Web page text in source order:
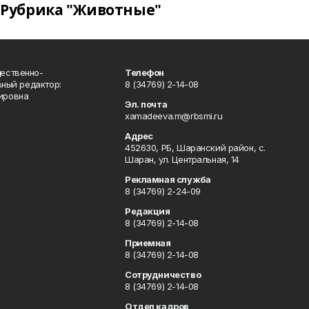
Рубрика "Животные"
редактор:
Телефон
8 (34769) 2-14-08
Эл. почта
xamadeeva.m@rbsmi.ru
Адрес
452630, РБ, Шаранский район, с.
Шаран, ул. Центральная, 14
Рекламная служба
8 (34769) 2-24-09
Редакция
8 (34769) 2-14-08
Приемная
8 (34769) 2-14-08
Сотрудничество
8 (34769) 2-14-08
Отдел кадров